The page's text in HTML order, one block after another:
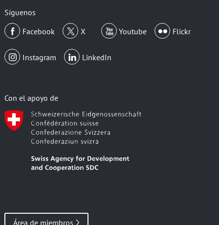
electrónico
Síguenos
Facebook
X Youtube Flickr
Instagram LinkedIn
Con el apoyo de
Área de miembros